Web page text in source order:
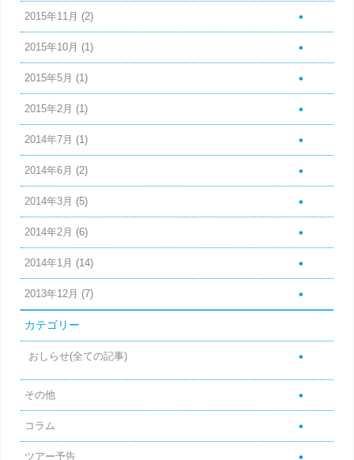
2015年11月 (2)
2015年10月 (1)
2015年5月 (1)
2015年2月 (1)
2014年7月 (1)
2014年6月 (2)
2014年3月 (5)
2014年2月 (6)
2014年1月 (14)
2013年12月 (7)
カテゴリー
おしらせ(全ての記事)
その他
コラム
ツアー予告